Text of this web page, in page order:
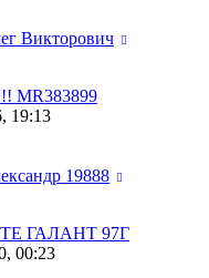
Викторович
MR383899
19:13
19888
ГАЛАНТ 97Г
00:23